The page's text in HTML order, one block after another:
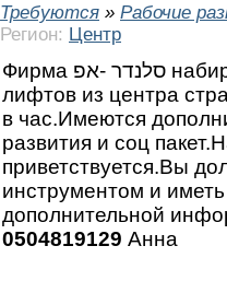
Требуются » Рабочие
Регион: Центр
Фирма סלנדר -אפ набирает работников на установку
лифтов из центра
в час.Имеются
развития и соц
приветствуется.Вы
инструментом и
дополнительной
0504819129 Анна